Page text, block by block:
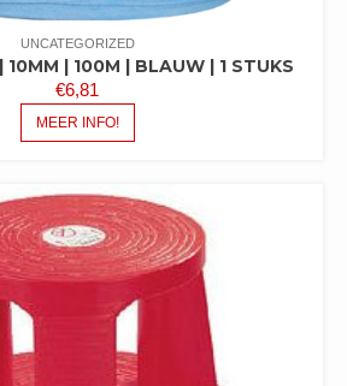
UNCATEGORIZED
| 100M | BLAUW | 1 STUKS
€6,81
MEER INFO!